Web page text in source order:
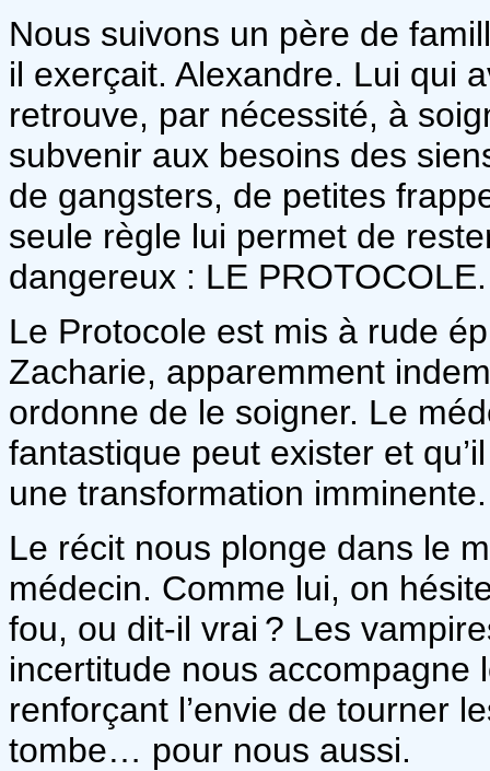
Nous suivons un père de
il exerçait. Alexandre. Lui qui
retrouve, par nécessité, à
subvenir aux besoins des
de gangsters, de petites
seule règle lui permet de
dangereux : LE PROTOCOLE.
Le Protocole est mis à rude
Zacharie, apparemment
ordonne de le soigner. Le
fantastique peut exister et
une transformation
Le récit nous plonge dans le
médecin. Comme lui, on
fou, ou dit‑il vrai ? Les
incertitude nous accompagne
renforçant l’envie de tourner
tombe… pour nous aussi.